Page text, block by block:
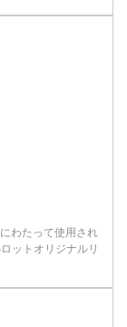
わたって使用され